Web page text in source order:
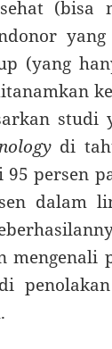
(bisa
(yang
di
persen
dalam
mengenali